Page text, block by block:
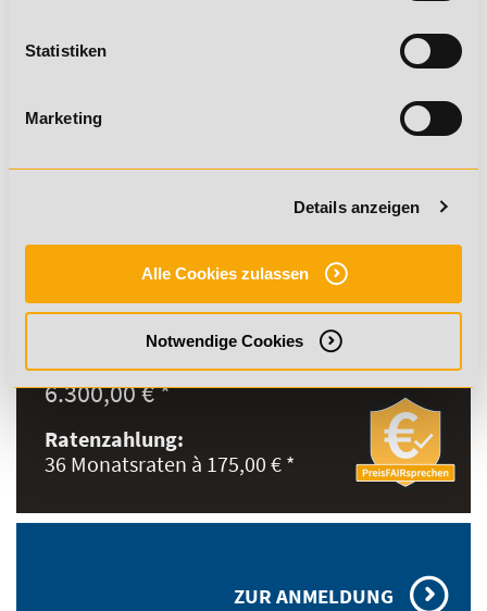
Statistiken
Marketing
Details anzeigen
Alle Cookies zulassen
Notwendige Cookies
PRÄSENZPHASENTERMINE
VORAUSSETZUNGEN
Studieninformationen
GESAMTPREIS:
6.300,00 € *
Ratenzahlung:
36 Monatsraten à 175,00 € *
ZUR ANMELDUNG